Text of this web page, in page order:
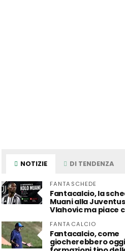
NOTIZIE DI TENDENZA
FANTASCHEDE
Fantacalcio, la
Muani alla
Vlahovic ma piace
FANTACALCIO
Fantacalcio, come
giocherebbero